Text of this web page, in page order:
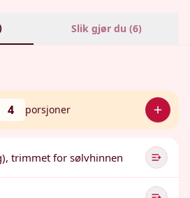
Slik gjør du (6)
4 porsjoner
trimmet for sølvhinnen